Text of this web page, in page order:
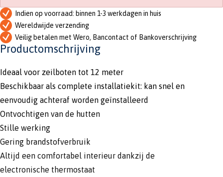
Indien op voorraad: binnen 1-3 werkdagen in huis
Wereldwijde verzending
Veilig betalen met Wero, Bancontact of Bankoverschrijving
Productomschrijving
Ideaal voor zeilboten tot 12 meter
Beschikbaar als complete installatiekit: kan snel en
eenvoudig achteraf worden geïnstalleerd
Ontvochtigen van de hutten
Stille werking
Gering brandstofverbruik
Altijd een comfortabel interieur dankzij de
electronische thermostaat